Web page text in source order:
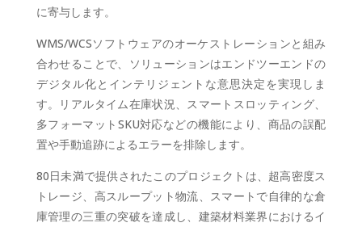
に寄与します。
WMS/WCSソフトウェアのオーケストレーションと組み
合わせることで、ソリューションはエンドツーエンドの
デジタル化とインテリジェントな意思決定を実現しま
す。リアルタイム在庫状況、スマートスロッティング、
多フォーマットSKU対応などの機能により、商品の誤配
置や手動追跡によるエラーを排除します。
80日未満で提供されたこのプロジェクトは、超高密度ス
トレージ、高スループット物流、スマートで自律的な倉
庫管理の三重の突破を達成し、建築材料業界におけるイ